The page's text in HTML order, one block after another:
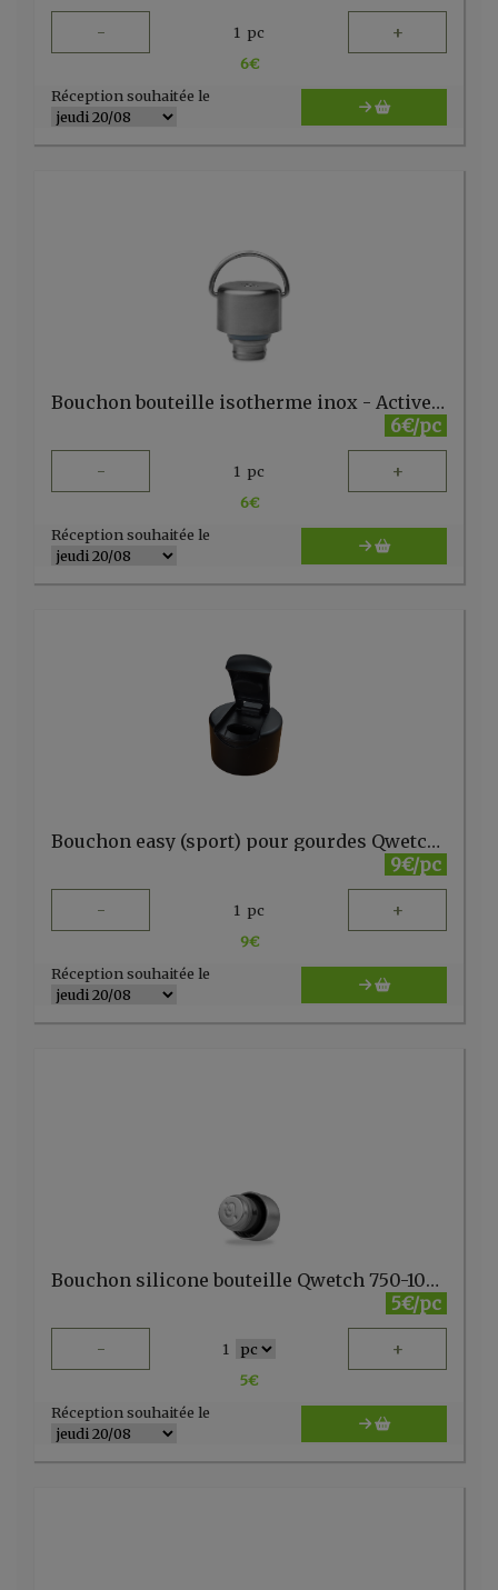
- 1 pc +
6€
Réception souhaitée le
Bouchon bouteille isotherme inox - Active - 350/600/1000ml Qwetch
6€/pc
- 1 pc +
6€
Réception souhaitée le
Bouchon easy (sport) pour gourdes Qwetch 260/500ml 1l
9€/pc
- 1 pc +
9€
Réception souhaitée le
Bouchon silicone bouteille Qwetch 750-1000ml
5€/pc
- 1 +
5€
Réception souhaitée le